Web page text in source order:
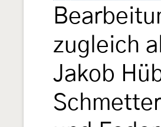
zugleich
Jakob